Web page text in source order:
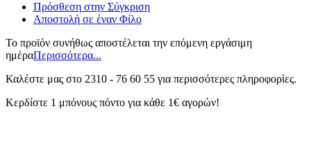
Πρόσθεση στην Σύγκριση
Αποστολή σε έναν Φίλο
Το προϊόν συνήθως αποστέλεται την επόμενη εργάσιμη
ημέραΠερισσότερα...
Καλέστε μας στο 2310 - 76 60 55 για περισσότερες πληροφορἰες.
Κερδίστε 1 μπόνους πόντο για κάθε 1€ αγορών!